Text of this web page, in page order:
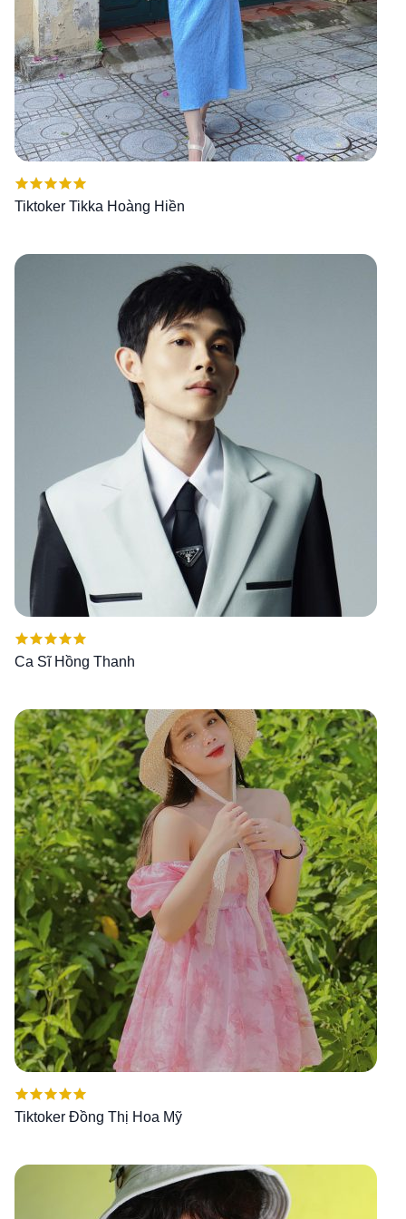
Tiktoker Tikka Hoàng Hiền
Được xếp
Ca Sĩ Hồng Thanh
Được xếp
Tiktoker Đồng Thị Hoa Mỹ
Được xếp